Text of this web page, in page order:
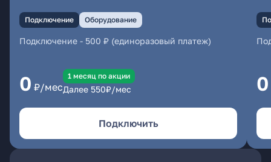
Подключение Оборудование
Подключение - 500 ₽ (единоразовый платеж)
0 ₽/мес
1 месяц по акции
Далее 550₽/мес
Подключить
0